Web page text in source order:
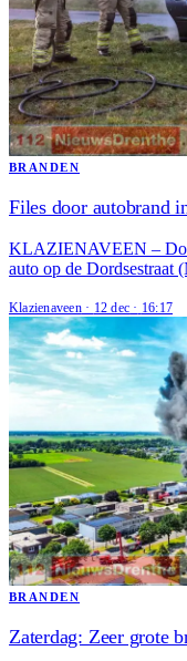
BRANDEN
Files door autobrand
KLAZIENAVEEN –
auto op de Dordsestraat
Klazienaveen· 12 dec · 16:17
BRANDEN
Zaterdag: Zeer grote